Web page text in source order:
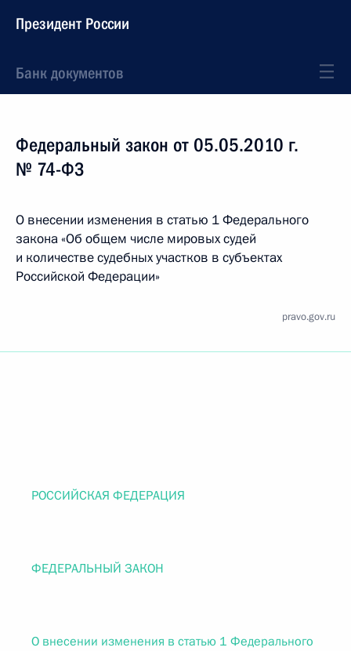
Президент России
Банк документов
Федеральный закон от 05.05.2010 г.
№ 74-ФЗ
О внесении изменения в статью 1 Федерального
закона «Об общем числе мировых судей
и количестве судебных участков в субъектах
Российской Федерации»
pravo.gov.ru
РОССИЙСКАЯ ФЕДЕРАЦИЯ
ФЕДЕРАЛЬНЫЙ ЗАКОН
О внесении изменения в статью 1 Федерального